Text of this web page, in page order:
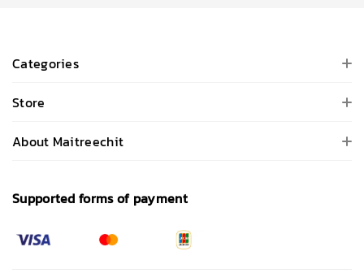
Categories
Store
About Maitreechit
Supported forms of payment